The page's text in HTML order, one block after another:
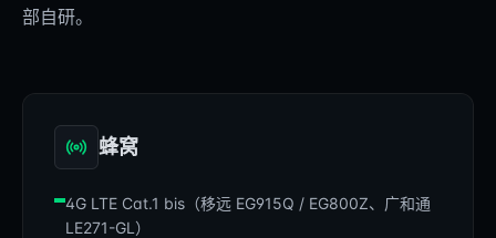
部自研。
蜂窝
4G LTE Cat.1 bis（移远 EG915Q / EG800Z、广和通
LE271-GL）